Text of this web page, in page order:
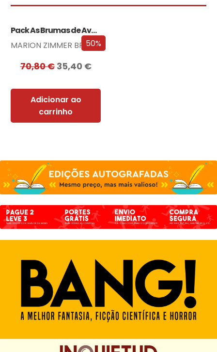
50%
Pack As Brumas de Avalon
MARION ZIMMER BRADLEY
70,80€ 35,40 €
Adicionar ao
carrinho